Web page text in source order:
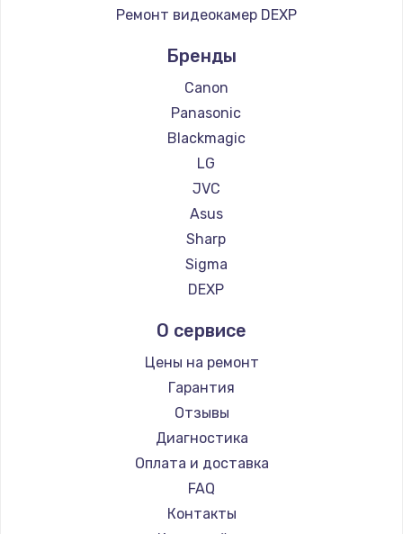
Заказать
Программирование АТС
4900 руб.
Заказать
Замена корпусных элементов
2400 руб.
Заказать
Ремонт тюнера
Ремонт платы картоприемника
1000 руб.
Заказать
Восстановление/замена диффузора
1400 руб.
Заказать
Ремонт видеокамер DEXP
Бренды
Canon
Panasonic
Blackmagic
LG
JVC
Asus
Sharp
Sigma
DEXP
О сервисе
Цены на ремонт
Гарантия
Отзывы
Диагностика
Оплата и доставка
FAQ
Контакты